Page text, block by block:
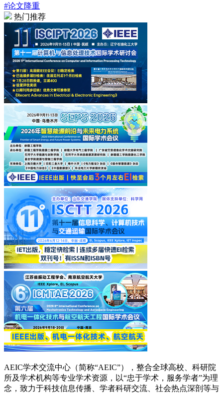
#论文降重
热门推荐
AEIC学术交流中心（简称“AEIC”），整合全球高校、科研院
所及学术机构等专业学术资源，以“忠于学术，服务学者”为理
念，致力于科技信息传播、学者科研交流、社会热点深剖等与